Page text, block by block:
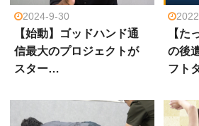
2024-9-30
【始動】ゴッドハンド通
信最大のプロジェクトが
スター…
【た
の後
フト